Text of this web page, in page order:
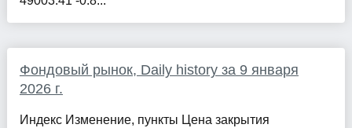
Фондовый рынок, Daily history за 9 января
2026 г.
Индекс Изменение, пункты Цена закрытия